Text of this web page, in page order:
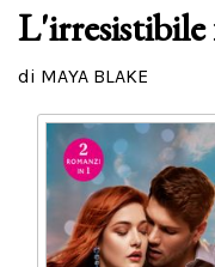
EBOOK
Calendario
L'irresistibile
di MAYA BLAKE